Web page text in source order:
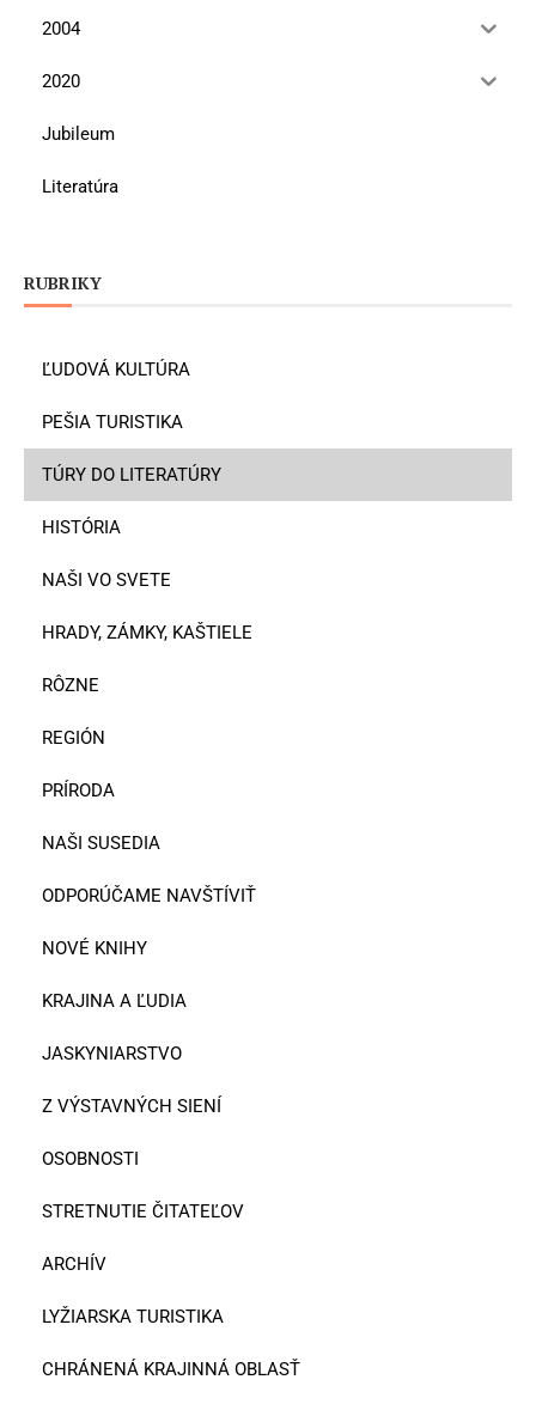
2004
2020
Jubileum
Literatúra
RUBRIKY
ĽUDOVÁ KULTÚRA
PEŠIA TURISTIKA
TÚRY DO LITERATÚRY
HISTÓRIA
NAŠI VO SVETE
HRADY, ZÁMKY, KAŠTIELE
RÔZNE
REGIÓN
PRÍRODA
NAŠI SUSEDIA
ODPORÚČAME NAVŠTÍVIŤ
NOVÉ KNIHY
KRAJINA A ĽUDIA
JASKYNIARSTVO
Z VÝSTAVNÝCH SIENÍ
OSOBNOSTI
STRETNUTIE ČITATEĽOV
ARCHÍV
LYŽIARSKA TURISTIKA
CHRÁNENÁ KRAJINNÁ OBLASŤ